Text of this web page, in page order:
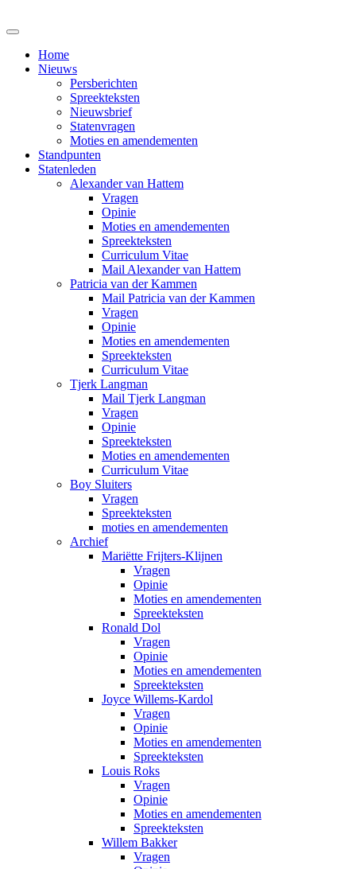
Home
Nieuws
Persberichten
Spreekteksten
Nieuwsbrief
Statenvragen
Moties en amendementen
Standpunten
Statenleden
Alexander van Hattem
Vragen
Opinie
Moties en amendementen
Spreekteksten
Curriculum Vitae
Mail Alexander van Hattem
Patricia van der Kammen
Mail Patricia van der Kammen
Vragen
Opinie
Moties en amendementen
Spreekteksten
Curriculum Vitae
Tjerk Langman
Mail Tjerk Langman
Vragen
Opinie
Spreekteksten
Moties en amendementen
Curriculum Vitae
Boy Sluiters
Vragen
Spreekteksten
moties en amendementen
Archief
Mariëtte Frijters-Klijnen
Vragen
Opinie
Moties en amendementen
Spreekteksten
Ronald Dol
Vragen
Opinie
Moties en amendementen
Spreekteksten
Joyce Willems-Kardol
Vragen
Opinie
Moties en amendementen
Spreekteksten
Louis Roks
Vragen
Opinie
Moties en amendementen
Spreekteksten
Willem Bakker
Vragen